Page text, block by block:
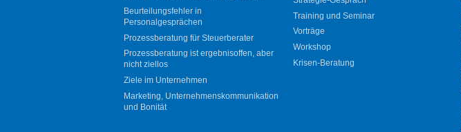
Beurteilungsfehler in
Personalgesprächen
Prozessberatung für Steuerberater
Prozessberatung ist ergebnisoffen, aber
nicht ziellos
Ziele im Unternehmen
Marketing, Unternehmenskommunikation
und Bonität
Training und Seminar
Vorträge
Workshop
Krisen-Beratung